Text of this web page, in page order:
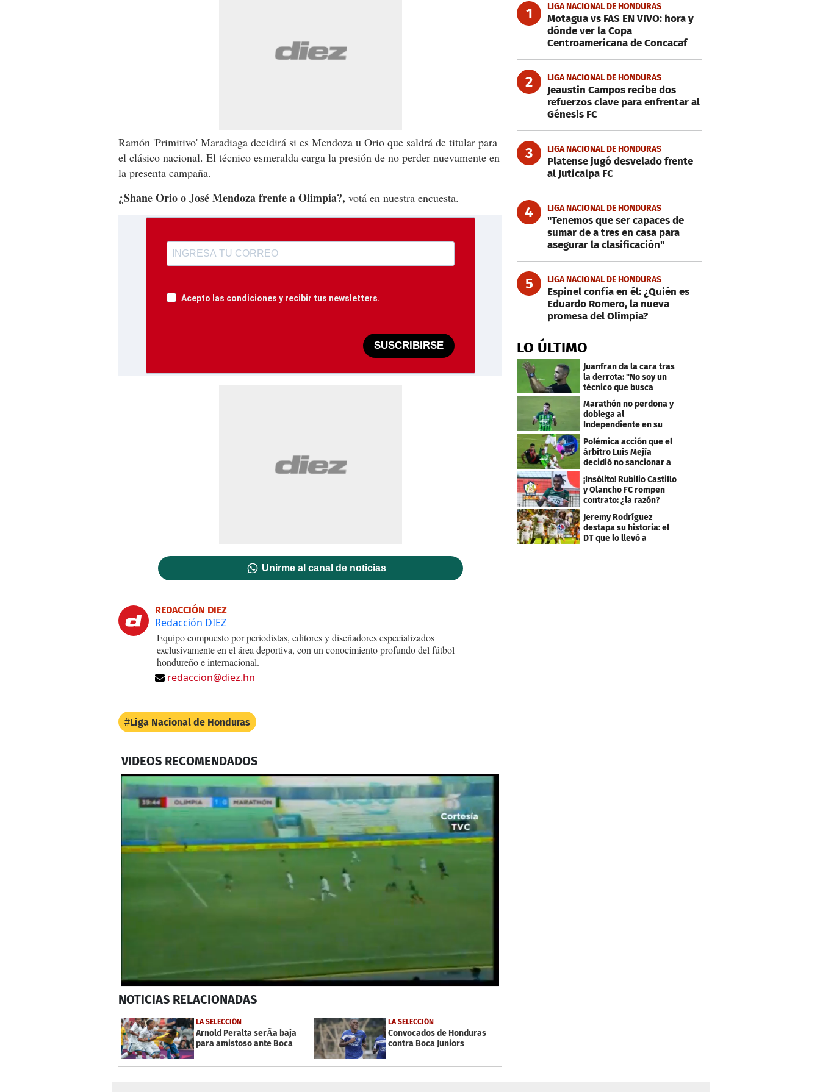
Ramón 'Primitivo' Maradiaga decidirá si es Mendoza u Orio que saldrá de titular para
el clásico nacional. El técnico esmeralda carga la presión de no perder nuevamente en
la presenta campaña.
¿Shane Orio o José Mendoza frente a Olimpia?, votá en nuestra encuesta.
Acepto las condiciones y recibir tus newsletters.
SUSCRIBIRSE
Unirme al canal de noticias
REDACCIÓN DIEZ
Redacción DIEZ
Equipo compuesto por periodistas, editores y diseñadores especializados
exclusivamente en el área deportiva, con un conocimiento profundo del fútbol
hondureño e internacional.
redaccion@diez.hn
Liga Nacional de Honduras
VIDEOS RECOMENDADOS
seconds
26
secondsVolume
0%
NOTICIAS RELACIONADAS
LA SELECCIÓN
Arnold Peralta serÃ­a baja
para amistoso ante Boca
LA SELECCIÓN
Convocados de Honduras
contra Boca Juniors
1 LIGA NACIONAL DE HONDURAS
Motagua vs FAS EN VIVO: hora y
dónde ver la Copa
Centroamericana de Concacaf
2 LIGA NACIONAL DE HONDURAS
Jeaustin Campos recibe dos
refuerzos clave para enfrentar al
Génesis FC
3 LIGA NACIONAL DE HONDURAS
Platense jugó desvelado frente
al Juticalpa FC
4 LIGA NACIONAL DE HONDURAS
"Tenemos que ser capaces de
sumar de a tres en casa para
asegurar la clasificación"
5 LIGA NACIONAL DE HONDURAS
Espinel confía en él: ¿Quién es
Eduardo Romero, la nueva
promesa del Olimpia?
LO ÚLTIMO
Juanfran da la cara tras
la derrota: "No soy un
técnico que busca
excusas"
Marathón no perdona y
doblega al
Independiente en su
bienvenida a primera
Polémica acción que el
árbitro Luis Mejía
decidió no sancionar a
Independiente
¡Insólito! Rubilio Castillo
y Olancho FC rompen
contrato: ¿la razón?
Jeremy Rodríguez
destapa su historia: el
DT que lo llevó a